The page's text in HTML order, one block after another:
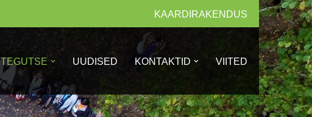
KAARDIRAKENDUS
TEGUTSE UUDISED KONTAKTID VIITED